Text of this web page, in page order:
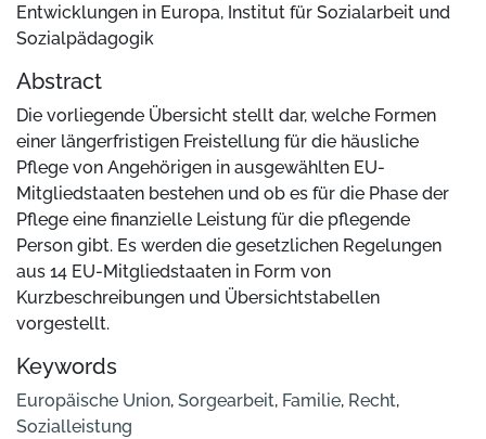
Entwicklungen in Europa, Institut für Sozialarbeit und
Sozialpädagogik
Abstract
Die vorliegende Übersicht stellt dar, welche Formen
einer längerfristigen Freistellung für die häusliche
Pflege von Angehörigen in ausgewählten EU-
Mitgliedstaaten bestehen und ob es für die Phase der
Pflege eine finanzielle Leistung für die pflegende
Person gibt. Es werden die gesetzlichen Regelungen
aus 14 EU-Mitgliedstaaten in Form von
Kurzbeschreibungen und Übersichtstabellen
vorgestellt.
Keywords
Europäische Union, Sorgearbeit, Familie, Recht,
Sozialleistung